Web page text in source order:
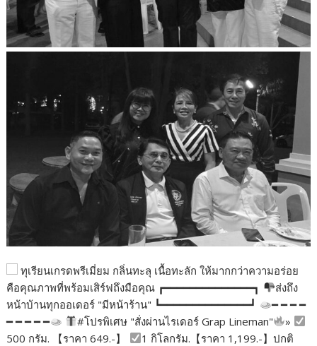
ทุเรียนเกรดพรีเมี่ยม กลิ่นทะลุ เนื้อทะลัก ให้มากกว่าความอร่อย
คือคุณภาพที่พร้อมเสิร์ฟถึงมือคุณ ┏━━━━━━━━━━━━━━┓
ส่งถึง
หน้าบ้านทุกออเดอร์ "มีหน้าร้าน" ┗━━━━━━━━━━━━━━┛
━ ━ ━ ━
━ ━ ━ ━ ━
#โปรพิเศษ "สั่งผ่านไรเดอร์ Grap Lineman"
»
500 กรัม. 【ราคา 649.-】
1 กิโลกรัม.【ราคา 1,199.-】ปกติ